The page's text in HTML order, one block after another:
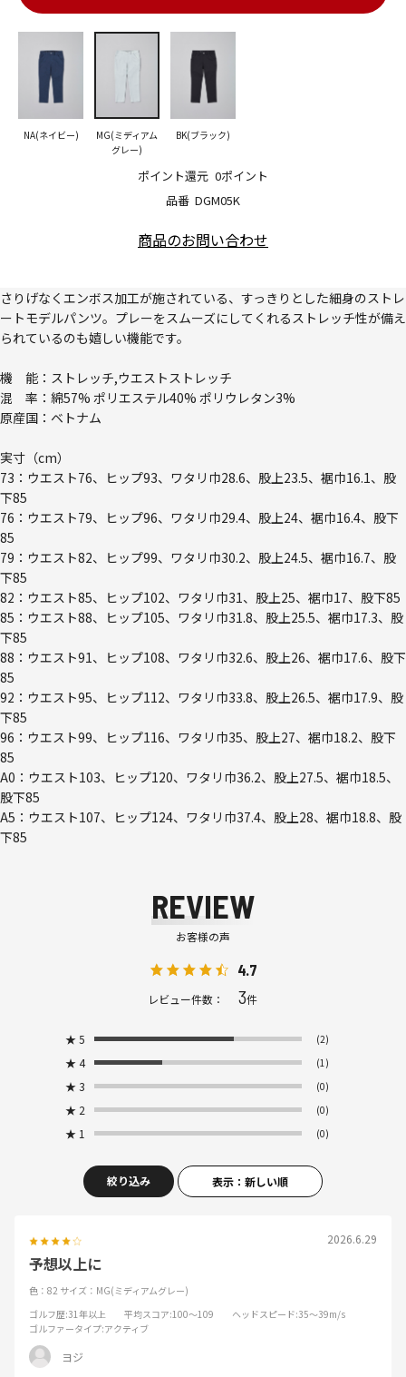
品番 DGM05K
ポイント還元 0ポイント
NA(ネイビー)
MG(ミディアム
グレー)
BK(ブラック)
商品のお問い合わせ
さりげなくエンボス加工が施されている、すっきりとした細身のストレ
ートモデルパンツ。プレーをスムーズにしてくれるストレッチ性が備え
られているのも嬉しい機能です。
機 能：ストレッチ,ウエストストレッチ
混 率：綿57% ポリエステル40% ポリウレタン3%
原産国：ベトナム
実寸（cm）
73：ウエスト76、ヒップ93、ワタリ巾28.6、股上23.5、裾巾16.1、股
下85
76：ウエスト79、ヒップ96、ワタリ巾29.4、股上24、裾巾16.4、股下
85
79：ウエスト82、ヒップ99、ワタリ巾30.2、股上24.5、裾巾16.7、股
下85
82：ウエスト85、ヒップ102、ワタリ巾31、股上25、裾巾17、股下85
85：ウエスト88、ヒップ105、ワタリ巾31.8、股上25.5、裾巾17.3、股
下85
88：ウエスト91、ヒップ108、ワタリ巾32.6、股上26、裾巾17.6、股下
85
92：ウエスト95、ヒップ112、ワタリ巾33.8、股上26.5、裾巾17.9、股
下85
96：ウエスト99、ヒップ116、ワタリ巾35、股上27、裾巾18.2、股下
85
A0：ウエスト103、ヒップ120、ワタリ巾36.2、股上27.5、裾巾18.5、
股下85
A5：ウエスト107、ヒップ124、ワタリ巾37.4、股上28、裾巾18.8、股
下85
REVIEW
お客様の声
4.7
レビュー件数： 3件
★ 5 (2)
★ 4 (1)
★ 3 (0)
★ 2 (0)
★ 1 (0)
絞り込み 表示：新しい順
2026.6.29
予想以上に
色：82 サイズ：MG(ミディアムグレー)
ゴルフ歴:31年以上 平均スコア:100～109 ヘッドスピード:35～39m/s
ゴルファータイプ:アクティブ
ヨジ